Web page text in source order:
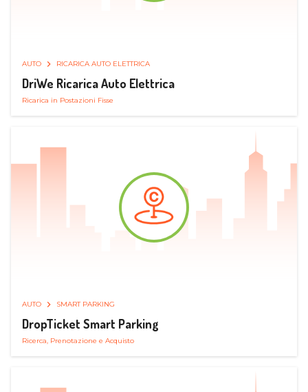
AUTO RICARICA AUTO ELETTRICA
DriWe Ricarica Auto Elettrica
Ricarica in Postazioni Fisse
AUTO SMART PARKING
DropTicket Smart Parking
Ricerca, Prenotazione e Acquisto